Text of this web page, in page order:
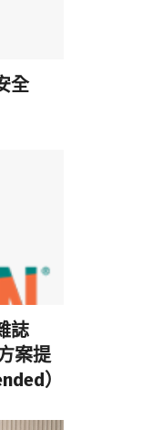
全
誌
案提
）